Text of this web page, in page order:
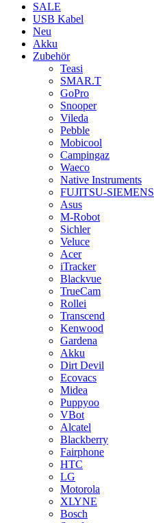
SALE
USB Kabel
Neu
Akku
Zubehör
Teasi
SMAR.T
GoPro
Snooper
Vileda
Pebble
Mobicool
Campingaz
Waeco
Native Instruments
FUJITSU-SIEMENS
Asus
M-Robot
Sichler
Veluce
Acer
iTracker
Blackvue
TrueCam
Rollei
Transcend
Kenwood
Gardena
Akku
Dirt Devil
Ecovacs
Midea
Puppyoo
VBot
Alcatel
Blackberry
Fairphone
HTC
LG
Motorola
XLYNE
Bosch